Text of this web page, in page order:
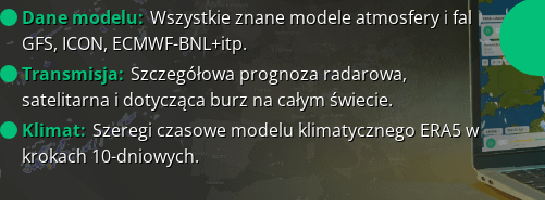
Dane modelu: Wszystkie znane modele atmosfery i fal
GFS, ICON, ECMWF-BNL+itp.
Transmisja: Szczegółowa prognoza radarowa,
satelitarna i dotycząca burz na całym świecie.
Klimat: Szeregi czasowe modelu klimatycznego ERA5 w
krokach 10-dniowych.